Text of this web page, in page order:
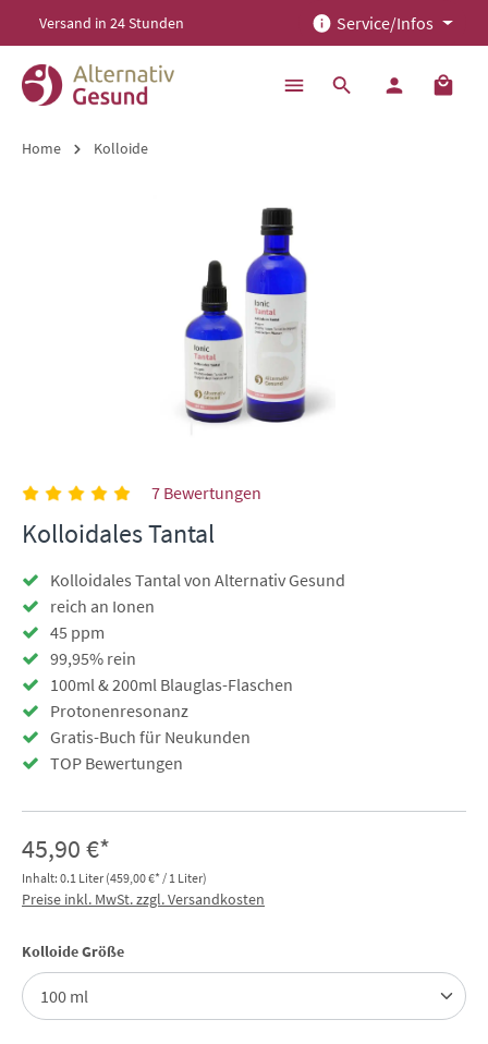
springen
Versand in 24 Stunden Service/Infos
Home Kolloide
7 Bewertungen
Kolloidales Tantal
Kolloidales Tantal von Alternativ Gesund
reich an Ionen
45 ppm
99,95% rein
100ml & 200ml Blauglas-Flaschen
Protonenresonanz
Gratis-Buch für Neukunden
TOP Bewertungen
45,90 €*
Inhalt: 0.1 Liter (459,00 €* / 1 Liter)
Preise inkl. MwSt. zzgl. Versandkosten
Kolloide Größeauswählen